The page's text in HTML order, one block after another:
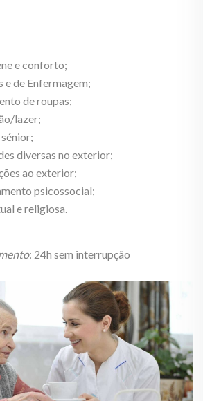
e conforto;
de Enfermagem;
de roupas;
lazer;
diversas no exterior;
ao exterior;
psicossocial;
e religiosa.
: 24h sem interrupção